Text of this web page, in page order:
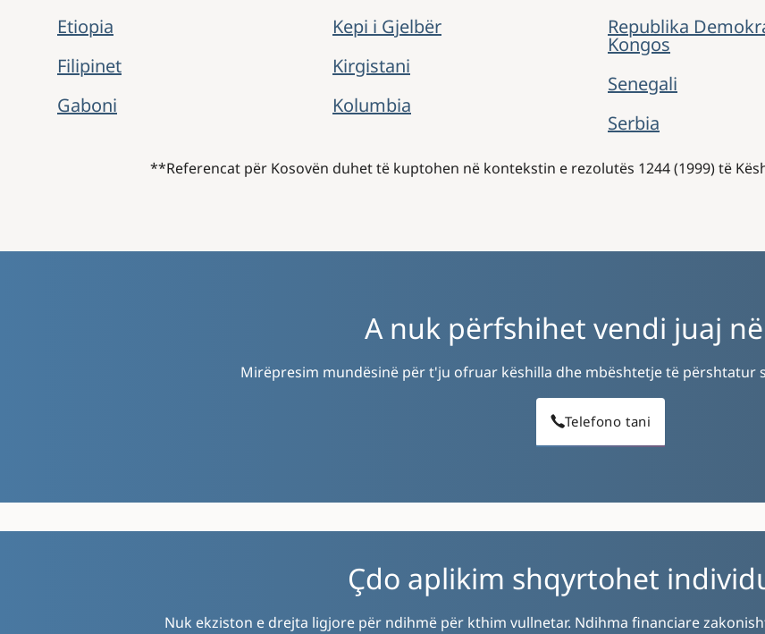
Etiopia
Filipinet
Gaboni
Kepi ​​i Gjelbër
Kirgistani
Kolumbia
Republika
Kongos
Senegali
Serbia
**Referencat për Kosovën duhet të kuptohen në kontekstin e rezolutës 1244 (1999) të
A nuk përfshihet vendi juaj
Mirëpresim mundësinë për t'ju ofruar këshilla dhe mbështetje të përshtatur
Telefono tani
Çdo aplikim shqyrtohet
Nuk ekziston e drejta ligjore për ndihmë për kthim vullnetar. Ndihma financiare